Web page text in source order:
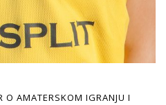
O AMATERSKOM IGRANJU I